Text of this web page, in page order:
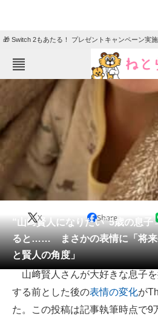
🎁 Switch 2もあたる！ プレゼントキャンペーン実施
ねとらぼメニュー
ニュ
エンタメ クイ
地域
教育
リサ
会員記事
メディア
注目記事を集めた総合ページ
ITの今と未来を見通す
“山﨑賢人になりたい”5歳の息
ると…… まさかの表情に「将来
と賢人の角度」
X Share
山﨑賢人さんが大好きな息子
する前とした後の表情の変化が
た。この投稿は記事執筆時点で9